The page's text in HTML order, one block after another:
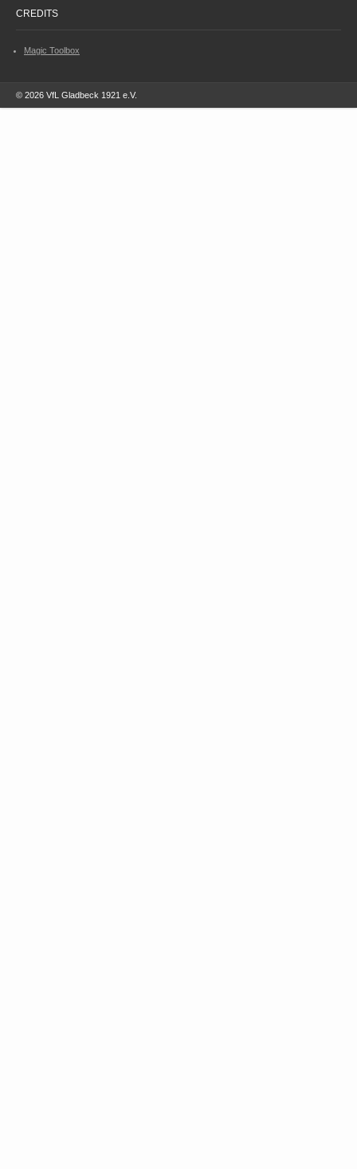
CREDITS
Magic Toolbox
© 2026 VfL Gladbeck 1921 e.V.